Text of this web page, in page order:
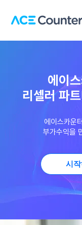
에이
리셀러 파
에이스카운
부가수익을
시